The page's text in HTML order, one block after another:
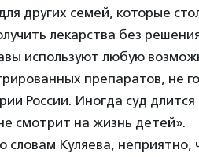
других семей, которые
лекарства без
используют любую
препаратов, не
России. Иногда суд
смотрит на жизнь детей».
словам Куляева,